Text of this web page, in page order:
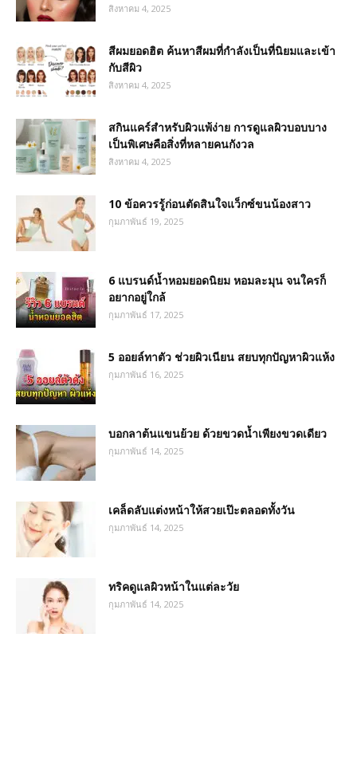
สิงหาคม 4, 2025
สีผมยอดฮิต ค้นหาสีผมที่กำลังเป็นที่นิยมและเข้า
กับสีผิว
สิงหาคม 4, 2025
สกินแคร์สำหรับผิวแพ้ง่าย การดูแลผิวบอบบาง
เป็นพิเศษคือสิ่งที่หลายคนกังวล
สิงหาคม 4, 2025
10 ข้อควรรู้ก่อนตัดสินใจแว็กซ์ขนน้องสาว
กุมภาพันธ์ 19, 2025
6 แบรนด์น้ำหอมยอดนิยม หอมละมุน จนใครก็
อยากอยู่ใกล้
กุมภาพันธ์ 17, 2025
5 ออยล์ทาตัว ช่วยผิวเนียน สยบทุกปัญหาผิวแห้ง
กุมภาพันธ์ 16, 2025
บอกลาต้นแขนย้วย ด้วยขวดน้ำเพียงขวดเดียว
กุมภาพันธ์ 14, 2025
เคล็ดลับแต่งหน้าให้สวยเป๊ะตลอดทั้งวัน
กุมภาพันธ์ 14, 2025
ทริคดูแลผิวหน้าในแต่ละวัย
กุมภาพันธ์ 14, 2025